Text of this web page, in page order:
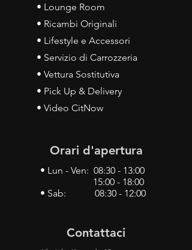
• Lounge Room
• Ricambi Originali
• Lifestyle e Accessori
• Servizio di Carrozzeria
• Vettura Sostitutiva
• Pick Up & Delivery
• Video CitNow
Orari d'apertura
• Lun - Ven: 08:30 - 13:00
15:00 - 18:00
• Sab: 08:30 - 12:00
Contattaci